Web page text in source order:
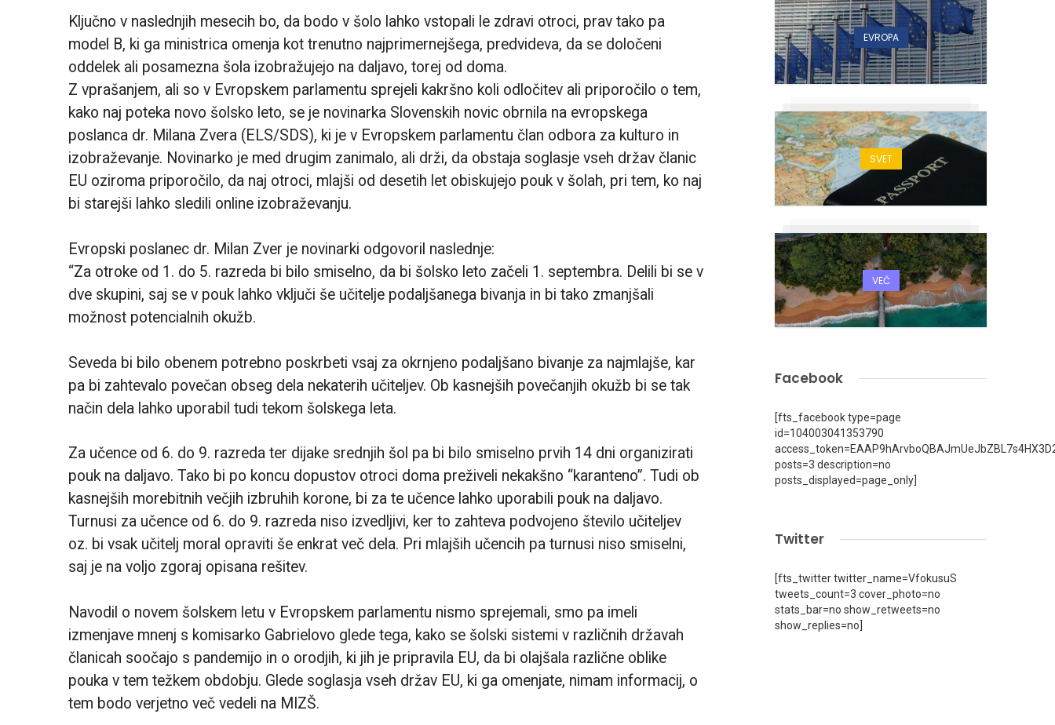
Ključno v naslednjih mesecih bo, da bodo v šolo lahko vstopali le zdravi otroci, prav tako pa
model B, ki ga ministrica omenja kot trenutno najprimernejšega, predvideva, da se določeni
oddelek ali posamezna šola izobražujejo na daljavo, torej od doma.
Z vprašanjem, ali so v Evropskem parlamentu sprejeli kakršno koli odločitev ali priporočilo o tem,
kako naj poteka novo šolsko leto, se je novinarka Slovenskih novic obrnila na evropskega
poslanca dr. Milana Zvera (ELS/SDS), ki je v Evropskem parlamentu član odbora za kulturo in
izobraževanje. Novinarko je med drugim zanimalo, ali drži, da obstaja soglasje vseh držav članic
EU oziroma priporočilo, da naj otroci, mlajši od desetih let obiskujejo pouk v šolah, pri tem, ko naj
bi starejši lahko sledili online izobraževanju.
Evropski poslanec dr. Milan Zver je novinarki odgovoril naslednje:
“Za otroke od 1. do 5. razreda bi bilo smiselno, da bi šolsko leto začeli 1. septembra. Delili bi se v
dve skupini, saj se v pouk lahko vključi še učitelje podaljšanega bivanja in bi tako zmanjšali
možnost potencialnih okužb.
Seveda bi bilo obenem potrebno poskrbeti vsaj za okrnjeno podaljšano bivanje za najmlajše, kar
pa bi zahtevalo povečan obseg dela nekaterih učiteljev. Ob kasnejših povečanjih okužb bi se tak
način dela lahko uporabil tudi tekom šolskega leta.
Za učence od 6. do 9. razreda ter dijake srednjih šol pa bi bilo smiselno prvih 14 dni organizirati
pouk na daljavo. Tako bi po koncu dopustov otroci doma preživeli nekakšno “karanteno”. Tudi ob
kasnejših morebitnih večjih izbruhih korone, bi za te učence lahko uporabili pouk na daljavo.
Turnusi za učence od 6. do 9. razreda niso izvedljivi, ker to zahteva podvojeno število učiteljev
oz. bi vsak učitelj moral opraviti še enkrat več dela. Pri mlajših učencih pa turnusi niso smiselni,
saj je na voljo zgoraj opisana rešitev.
Navodil o novem šolskem letu v Evropskem parlamentu nismo sprejemali, smo pa imeli
izmenjave mnenj s komisarko Gabrielovo glede tega, kako se šolski sistemi v različnih državah
članicah soočajo s pandemijo in o orodjih, ki jih je pripravila EU, da bi olajšala različne oblike
pouka v tem težkem obdobju. Glede soglasja vseh držav EU, ki ga omenjate, nimam informacij, o
tem bodo verjetno več vedeli na MIZŠ.
EVROPA
SVET
VEČ
Facebook
[fts_facebook type=page
id=104003041353790
posts=3 description=no
posts_displayed=page_only]
Twitter
[fts_twitter twitter_name=VfokusuS
tweets_count=3 cover_photo=no
stats_bar=no show_retweets=no
show_replies=no]